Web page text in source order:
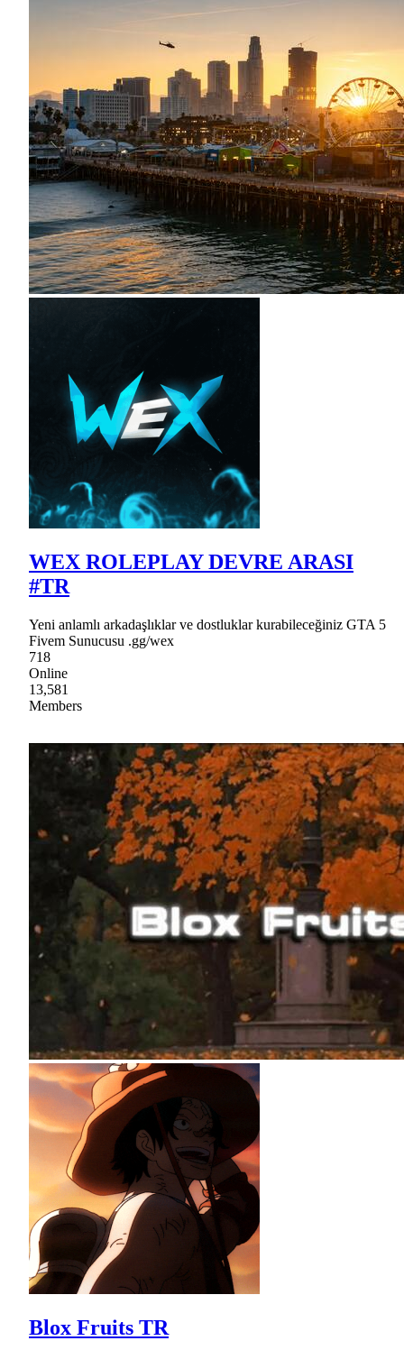
WEX ROLEPLAY DEVRE ARASI
#TR
Yeni anlamlı arkadaşlıklar ve dostluklar kurabileceğiniz GTA 5
Fivem Sunucusu .gg/wex
718
Online
13,581
Members
Blox Fruits TR